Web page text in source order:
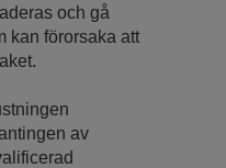
och gå
kan förorsaka att
av